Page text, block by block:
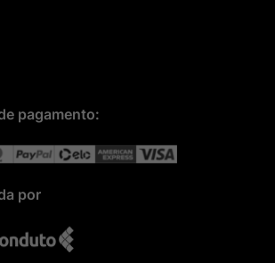
pagamento:
por